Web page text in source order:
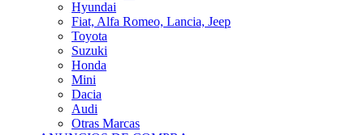
Hyundai
Fiat, Alfa Romeo, Lancia, Jeep
Toyota
Suzuki
Honda
Mini
Dacia
Audi
Otras Marcas